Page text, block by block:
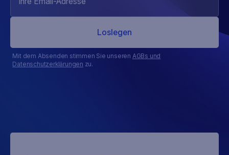
Mit dem Absenden stimmen Sie unseren AGBs und
Datenschutzerklärungen zu.